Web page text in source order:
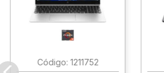
: 1211752